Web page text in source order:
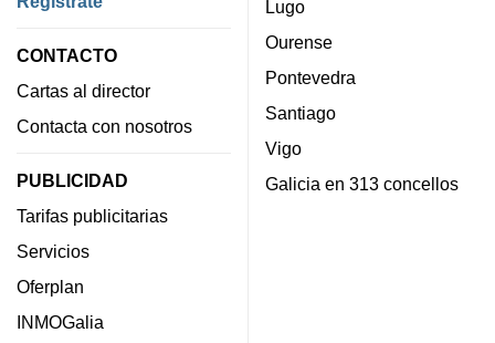
CONTACTO
Cartas al director
Contacta con nosotros
PUBLICIDAD
Tarifas publicitarias
Servicios
Oferplan
INMOGalia
Lugo
Ourense
Pontevedra
Santiago
Vigo
Galicia en 313 concellos